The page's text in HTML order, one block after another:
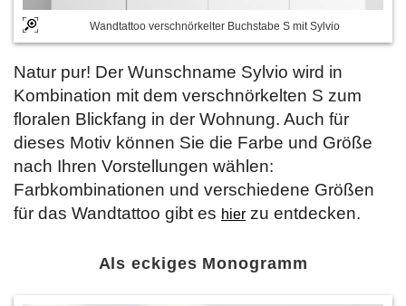
Wandtattoo verschnörkelter Buchstabe S mit Sylvio
Natur pur! Der Wunschname Sylvio wird in
Kombination mit dem verschnörkelten S zum
floralen Blickfang in der Wohnung. Auch für
dieses Motiv können Sie die Farbe und Größe
nach Ihren Vorstellungen wählen:
Farbkombinationen und verschiedene Größen
für das Wandtattoo gibt es hier zu entdecken.
Als eckiges Monogramm